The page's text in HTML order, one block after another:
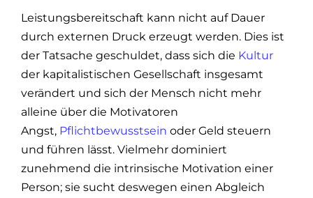
Leistungsbereitschaft kann nicht auf Dauer
durch externen Druck erzeugt werden. Dies ist
der Tatsache geschuldet, dass sich die Kultur
der kapitalistischen Gesellschaft insgesamt
verändert und sich der Mensch nicht mehr
alleine über die Motivatoren
Angst, Pflichtbewusstsein oder Geld steuern
und führen lässt. Vielmehr dominiert
zunehmend die intrinsische Motivation einer
Person; sie sucht deswegen einen Abgleich